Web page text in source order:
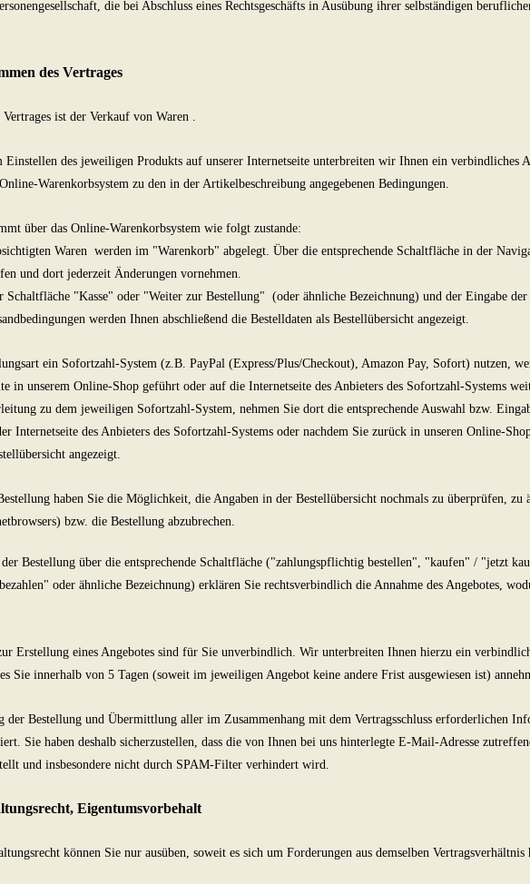
die bei Abschluss eines Rechtsgeschäfts in Ausübung ihrer selbständigen
des Vertrages
Vertrages ist der Verkauf von Waren .
Einstellen des jeweiligen Produkts auf unserer Internetseite unterbreiten wir Ihnen ein verbindliches
Warenkorbsystem zu den in der Artikelbeschreibung angegebenen Bedingungen.
über das Online-Warenkorbsystem wie folgt zustande:
Waren werden im "Warenkorb" abgelegt. Über die entsprechende Schaltfläche in der
und dort jederzeit Änderungen vornehmen.
Schaltfläche "Kasse" oder "Weiter zur Bestellung" (oder ähnliche Bezeichnung) und der Eingabe
werden Ihnen abschließend die Bestelldaten als Bestellübersicht angezeigt.
ein Sofortzahl-System (z.B. PayPal (Express/Plus/Checkout), Amazon Pay, Sofort) nutzen,
in unserem Online-Shop geführt oder auf die Internetseite des Anbieters des Sofortzahl-Systems
zu dem jeweiligen Sofortzahl-System, nehmen Sie dort die entsprechende Auswahl bzw.
Internetseite des Anbieters des Sofortzahl-Systems oder nachdem Sie zurück in unseren Online-
angezeigt.
haben Sie die Möglichkeit, die Angaben in der Bestellübersicht nochmals zu überprüfen, zu
bzw. die Bestellung abzubrechen.
Bestellung über die entsprechende Schaltfläche ("zahlungspflichtig bestellen", "kaufen" / "jetzt
oder ähnliche Bezeichnung) erklären Sie rechtsverbindlich die Annahme des Angebotes,
Erstellung eines Angebotes sind für Sie unverbindlich. Wir unterbreiten Ihnen hierzu ein
Sie innerhalb von 5 Tagen (soweit im jeweiligen Angebot keine andere Frist ausgewiesen ist)
der Bestellung und Übermittlung aller im Zusammenhang mit dem Vertragsschluss erforderlichen
Sie haben deshalb sicherzustellen, dass die von Ihnen bei uns hinterlegte E-Mail-Adresse
und insbesondere nicht durch SPAM-Filter verhindert wird.
, Eigentumsvorbehalt
können Sie nur ausüben, soweit es sich um Forderungen aus demselben Vertragsverhältnis